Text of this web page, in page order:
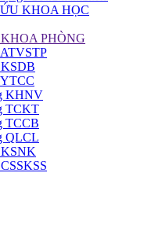
KHOA HỌC
PHÒNG
KHNV
TCKT
TCCB
QLCL